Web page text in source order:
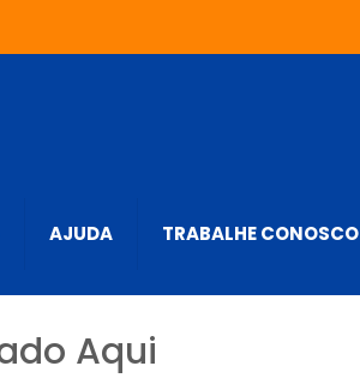
AJUDA TRABALHE CONOSCO
Aqui